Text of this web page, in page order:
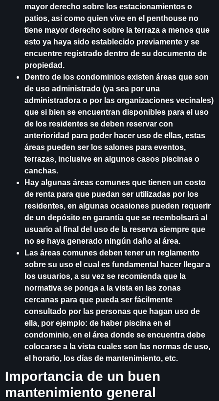
mayor derecho sobre los estacionamientos o
patios, así como quien vive en el penthouse no
tiene mayor derecho sobre la terraza a menos que
esto ya haya sido establecido previamente y se
encuentre registrado dentro de su documento de
propiedad.
Dentro de los condominios existen áreas que son
de uso administrado (ya sea por una
administradora o por las organizaciones vecinales)
que si bien se encuentran disponibles para el uso
de los residentes se deben reservar con
anterioridad para poder hacer uso de ellas, estas
áreas pueden ser los salones para eventos,
terrazas, inclusive en algunos casos piscinas o
canchas.
Hay algunas áreas comunes que tienen un costo
de renta para que puedan ser utilizadas por los
residentes, en algunas ocasiones pueden requerir
de un depósito en garantía que se reembolsará al
usuario al final del uso de la reserva siempre que
no se haya generado ningún daño al área.
Las áreas comunes deben tener un reglamento
sobre su uso el cual es fundamental hacer llegar a
los usuarios, a su vez se recomienda que la
normativa se ponga a la vista en las zonas
cercanas para que pueda ser fácilmente
consultado por las personas que hagan uso de
ella, por ejemplo: de haber piscina en el
condominio, en el área donde se encuentra debe
colocarse a la vista cuales son las normas de uso,
el horario, los días de mantenimiento, etc.
Importancia de un buen
mantenimiento general